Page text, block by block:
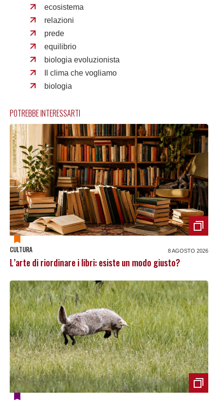
ecosistema
relazioni
prede
equilibrio
biologia evoluzionista
Il clima che vogliamo
biologia
POTREBBE INTERESSARTI
CULTURA 8 AGOSTO 2026
L’arte di riordinare i libri: esiste un modo giusto?